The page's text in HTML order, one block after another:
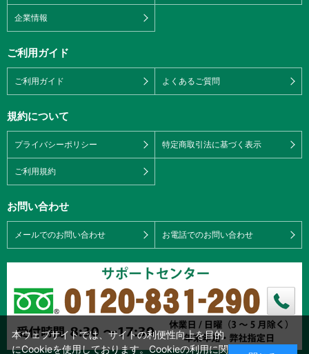
企業情報
ご利用ガイド
ご利用ガイド よくあるご質問
規約について
プライバシーポリシー 特定商取引法に基づく表示
ご利用規約
お問い合わせ
メールでのお問い合わせ お電話でのお問い合わせ
本ウェブサイトでは、サイトの利便性向上を目的
にCookieを使用しております。Cookieの利用に関